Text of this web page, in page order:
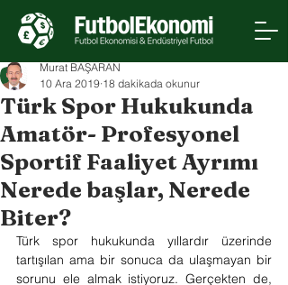
Türk Spor Hukukunda
Amatör- Profesyonel
Sportif Faaliyet Ayrımı
Nerede başlar, Nerede
Biter?
Murat BAŞARAN
10 Ara 2019 18 dakikada okunur
Türk spor hukukunda yıllardır üzerinde
tartışılan ama bir sonuca da ulaşmayan bir
sorunu ele almak istiyoruz. Gerçekten de,